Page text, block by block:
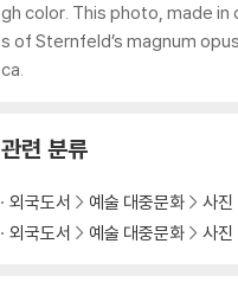
gh color. This photo, made
s of Sternfeld’s magnum
ca.
관련 분류
외국도서 예술 대중문화 사진
외국도서
예술 대중문화 사진